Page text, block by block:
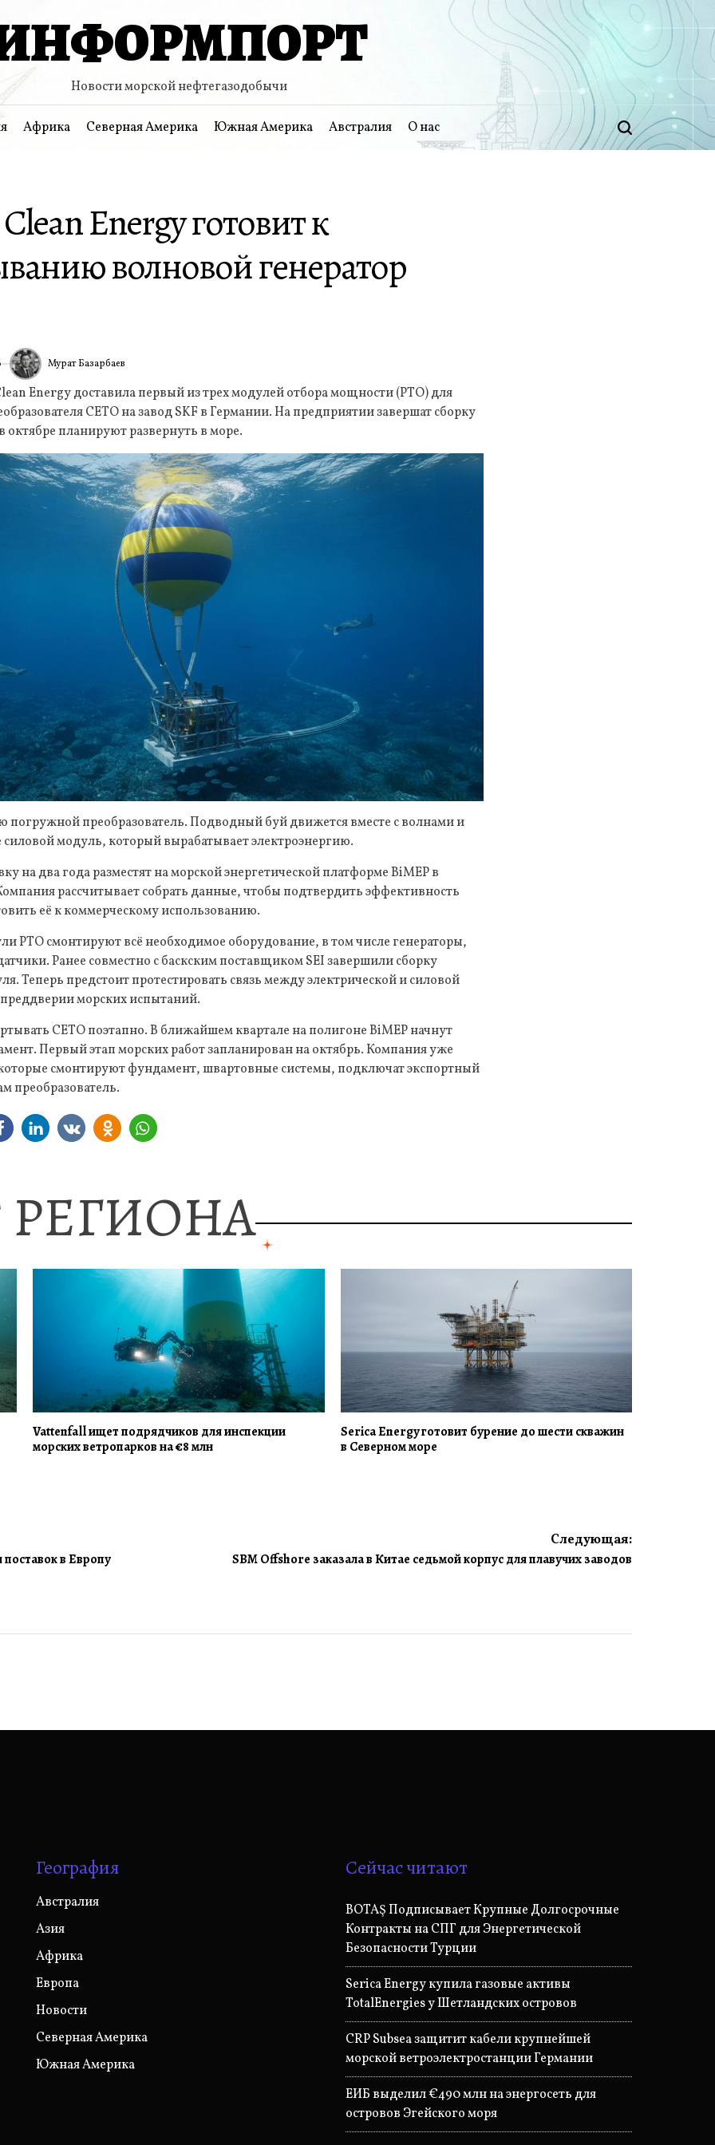
Новости морской нефтегазодобычи
Африка Северная Америка Южная Америка Австралия О нас Поиск
Energy готовит к
волновой генератор
ИА Мурат Базарбаев
Energy доставила первый из трех модулей отбора мощности (PTO) для
CETO на завод SKF в Германии. На предприятии завершат сборку
октябре планируют развернуть в море.
погружной преобразователь. Подводный буй движется вместе с волнами и
модуль, который вырабатывает электроэнергию.
на два года разместят на морской энергетической платформе BiMEP в
рассчитывает собрать данные, чтобы подтвердить эффективность
её к коммерческому использованию.
PTO смонтируют всё необходимое оборудование, в том числе генераторы,
Ранее совместно с баскским поставщиком SEI завершили сборку
Теперь предстоит протестировать связь между электрической и силовой
морских испытаний.
CETO поэтапно. В ближайшем квартале на полигоне BiMEP начнут
Первый этап морских работ запланирован на октябрь. Компания уже
смонтируют фундамент, швартовные системы, подключат экспортный
преобразователь.
Vattenfall ищет подрядчиков для инспекции
морских ветропарков на €8 млн
Serica Energy готовит бурение до шести скважин
в Северном море
в Европу
Следующая:
SBM Offshore заказала в Китае седьмой корпус для плавучих заводов
География
Австралия
Азия
Африка
Европа
Новости
Северная Америка
Южная Америка
Сейчас читают
BOTAŞ Подписывает Крупные Долгосрочные
Контракты на СПГ для Энергетической
Безопасности Турции
Serica Energy купила газовые активы
TotalEnergies у Шетландских островов
CRP Subsea защитит кабели крупнейшей
морской ветроэлектростанции Германии
ЕИБ выделил €490 млн на энергосеть для
островов Эгейского моря